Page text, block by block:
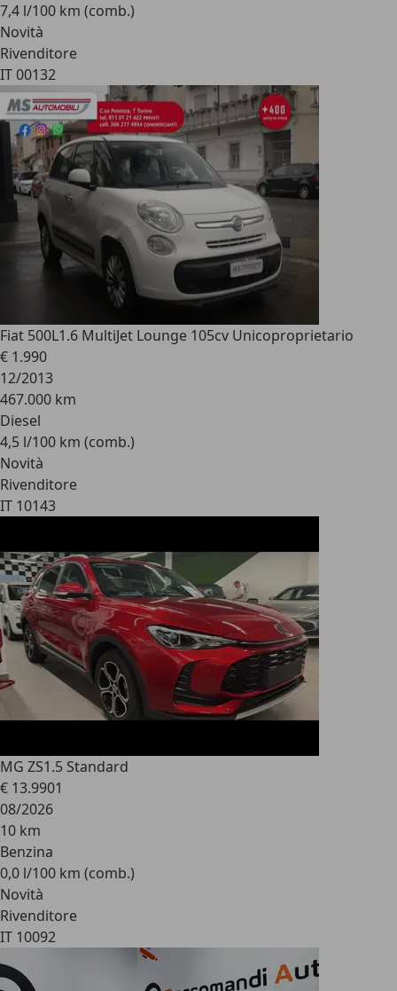
7,4 l/100 km (comb.)
Novità
Rivenditore
IT 00132
Fiat 500L1.6 MultiJet Lounge 105cv Unicoproprietario
€ 1.990
12/2013
467.000 km
Diesel
4,5 l/100 km (comb.)
Novità
Rivenditore
IT 10143
MG ZS1.5 Standard
€ 13.9901
08/2026
10 km
Benzina
0,0 l/100 km (comb.)
Novità
Rivenditore
IT 10092